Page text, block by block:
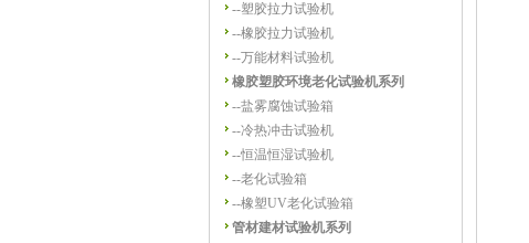
--塑胶拉力试验机
--橡胶拉力试验机
--万能材料试验机
橡胶塑胶环境老化试验机系列
--盐雾腐蚀试验箱
--冷热冲击试验机
--恒温恒湿试验机
--老化试验箱
--橡塑UV老化试验箱
管材建材试验机系列